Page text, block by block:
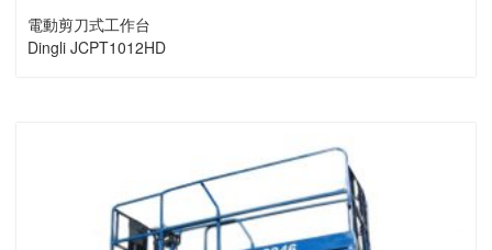
電動剪刀式工作台
Dingli JCPT1012HD